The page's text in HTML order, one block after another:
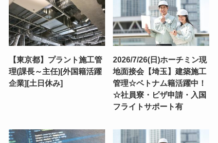
【東京都】プラント施工管
理(課長～主任)[外国籍活躍
企業][土日休み]
2026/7/26(日)ホーチミン現
地面接会【埼玉】建築施工
管理☆ベトナム籍活躍中！
☆社員寮・ビザ申請・入国
フライトサポート有